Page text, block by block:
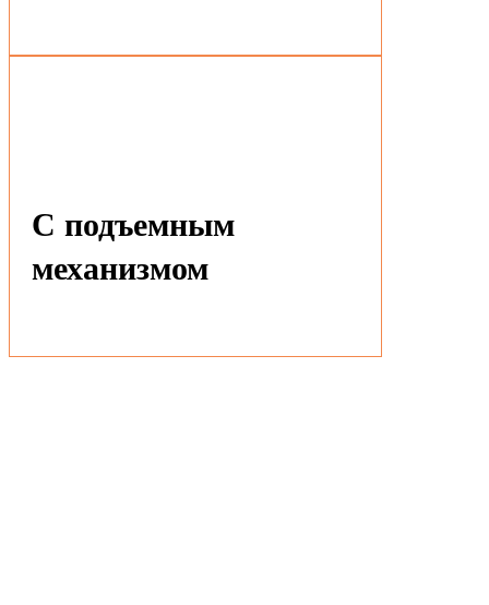
С подъемным
механизмом